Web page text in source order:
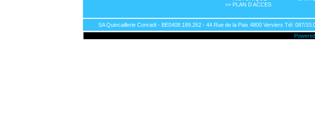
>> PLAN D ACCES
SA Quincaillerie Conradt - BE0408.189.262 - 44 Rue de la Paix 4800 Verviers Tél: 087/